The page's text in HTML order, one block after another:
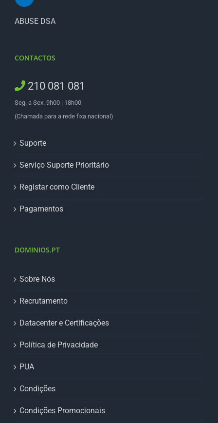
ABUSE DSA
CONTACTOS
210 081 081
Seg. a Sex. 9h00 | 18h00
(Chamada para a rede fixa nacional)
Suporte
Serviço Suporte Prioritário
Registar como Cliente
Pagamentos
DOMINIOS.PT
Sobre Nós
Recrutamento
Datacenter e Certificações
Política de Privacidade
PUA
Condições
Condições Promocionais